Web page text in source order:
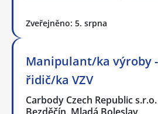
Zveřejněno: 5. srpna
Manipulant/ka výroby -
řidič/ka VZV
Carbody Czech Republic s.r.o.